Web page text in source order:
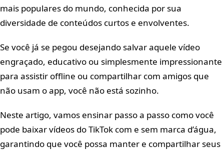
mais populares do mundo, conhecida por sua
diversidade de conteúdos curtos e envolventes.
Se você já se pegou desejando salvar aquele vídeo
engraçado, educativo ou simplesmente impressionante
para assistir offline ou compartilhar com amigos que
não usam o app, você não está sozinho.
Neste artigo, vamos ensinar passo a passo como você
pode baixar vídeos do TikTok com e sem marca d’água,
garantindo que você possa manter e compartilhar seus